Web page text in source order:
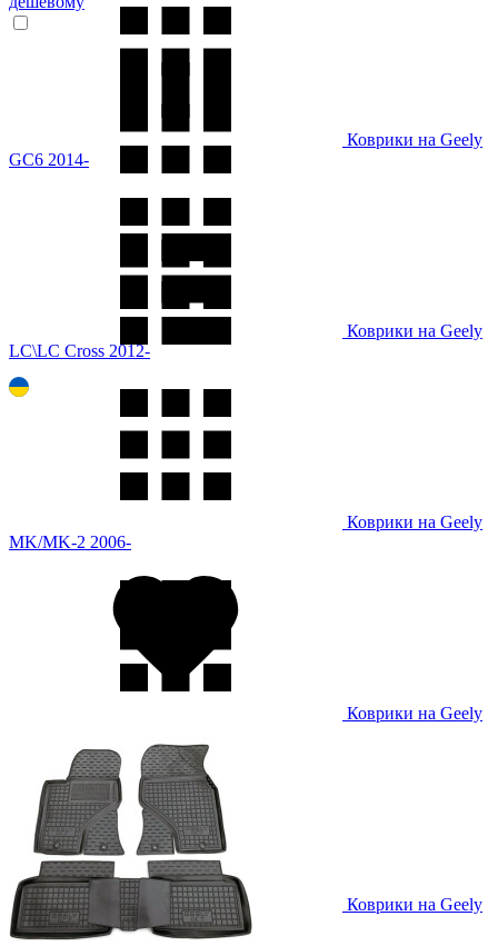
Коврики на Geely
GC6 2014-
Коврики на Geely
LC\LC Cross 2012-
Коврики на Geely
MK/MK-2 2006-
Коврики на Geely
Коврики на Geely
SL 2011-